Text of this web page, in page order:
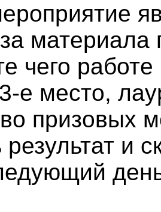
чего
е место,
призовых
результат и